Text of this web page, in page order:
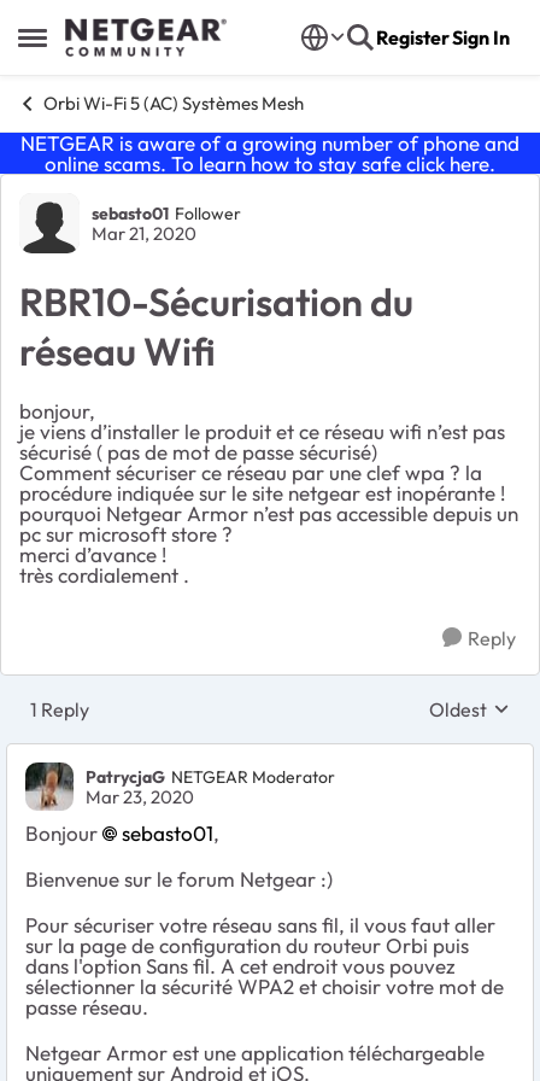
Open Side Menu
Skip to content RegisterSign In
Orbi Wi-Fi 5 (AC) Systèmes Mesh
NETGEAR is aware of a growing number of phone and
online scams. To learn how to stay safe click here.
Forum Discussion
sebasto01 Follower
Mar 21, 2020
RBR10-Sécurisation du
réseau Wifi
bonjour,
je viens d’installer le produit et ce réseau wifi n’est pas
sécurisé ( pas de mot de passe sécurisé)
Comment sécuriser ce réseau par une clef wpa ? la
procédure indiquée sur le site netgear est inopérante !
pourquoi Netgear Armor n’est pas accessible depuis un
pc sur microsoft store ?
merci d’avance !
très cordialement .
Reply
1 Reply Replies
Oldest
PatrycjaG NETGEAR Moderator
Mar 23, 2020
Bonjour sebasto01,
Bienvenue sur le forum Netgear :)
Pour sécuriser votre réseau sans fil, il vous faut aller
sur la page de configuration du routeur Orbi puis
dans l'option Sans fil. A cet endroit vous pouvez
sélectionner la sécurité WPA2 et choisir votre mot de
passe réseau.
Netgear Armor est une application téléchargeable
uniquement sur Android et iOS.